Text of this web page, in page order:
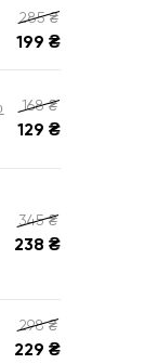
285₴
199 ₴
168₴
129 ₴
345₴
238 ₴
298₴
229 ₴